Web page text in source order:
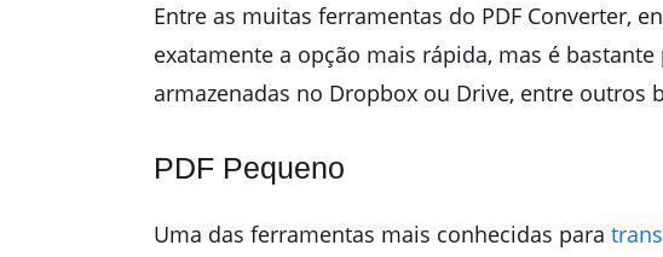
Entre as muitas ferramentas do PDF Converter,
exatamente a opção mais rápida, mas é
armazenadas no Dropbox ou Drive, entre outros
PDF Pequeno
Uma das ferramentas mais conhecidas para